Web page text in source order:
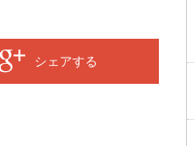
シェアする